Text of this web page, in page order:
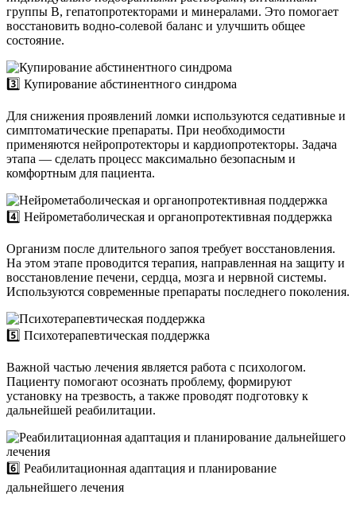
группы B, гепатопротекторами и минералами. Это помогает
восстановить водно-солевой баланс и улучшить общее
состояние.
3️⃣ Купирование абстинентного синдрома
Для снижения проявлений ломки используются седативные и
симптоматические препараты. При необходимости
применяются нейропротекторы и кардиопротекторы. Задача
этапа — сделать процесс максимально безопасным и
комфортным для пациента.
4️⃣ Нейрометаболическая и органопротективная поддержка
Организм после длительного запоя требует восстановления.
На этом этапе проводится терапия, направленная на защиту и
восстановление печени, сердца, мозга и нервной системы.
Используются современные препараты последнего поколения.
5️⃣ Психотерапевтическая поддержка
Важной частью лечения является работа с психологом.
Пациенту помогают осознать проблему, формируют
установку на трезвость, а также проводят подготовку к
дальнейшей реабилитации.
6️⃣ Реабилитационная адаптация и планирование
дальнейшего лечения